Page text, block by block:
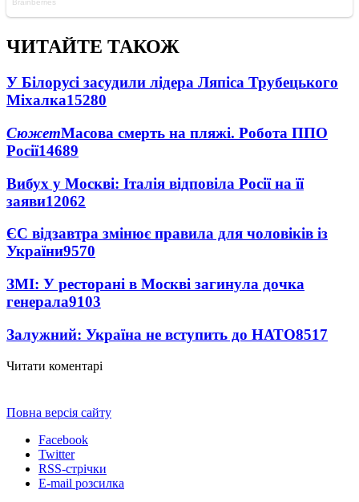
ЧИТАЙТЕ ТАКОЖ
У Білорусі засудили лідера Ляпіса Трубецького
Міхалка15280
СюжетМасова смерть на пляжі. Робота ППО
Росії14689
Вибух у Москві: Італія відповіла Росії на її
заяви12062
ЄС відзавтра змінює правила для чоловіків із
України9570
ЗМІ: У ресторані в Москві загинула дочка
генерала9103
Залужний: Україна не вступить до НАТО8517
Читати коментарі
Повна версія сайту
Facebook
Twitter
RSS-стрічки
E-mail розсилка